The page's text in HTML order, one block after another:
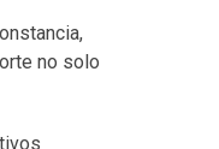
no solo